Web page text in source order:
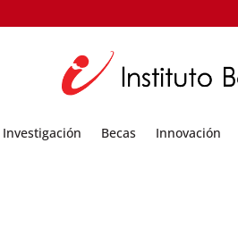
Investigación Becas Innovación